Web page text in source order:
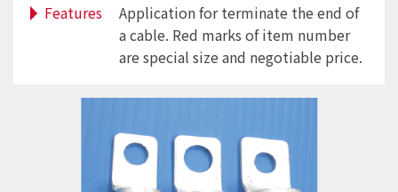
Features
Application for terminate the end of
a cable. Red marks of item number
are special size and negotiable price.